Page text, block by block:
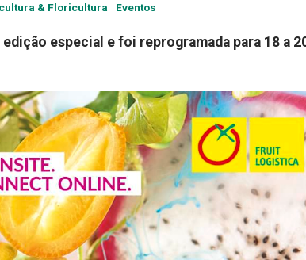
& Floricultura Eventos
especial e foi reprogramada para 18 a